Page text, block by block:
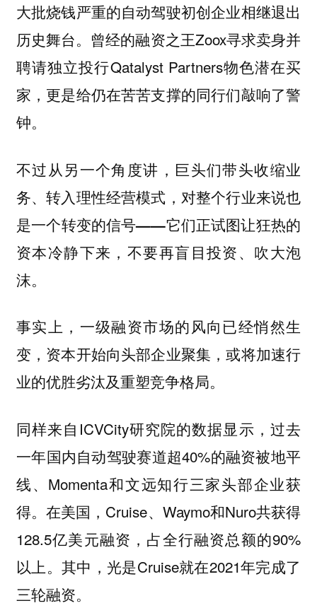
大批烧钱严重的自动驾驶初创企业相继退出
历史舞台。曾经的融资之王Zoox寻求卖身并
聘请独立投行Qatalyst Partners物色潜在买
家，更是给仍在苦苦支撑的同行们敲响了警
钟。
不过从另一个角度讲，巨头们带头收缩业
务、转入理性经营模式，对整个行业来说也
是一个转变的信号——它们正试图让狂热的
资本冷静下来，不要再盲目投资、吹大泡
沫。
事实上，一级融资市场的风向已经悄然生
变，资本开始向头部企业聚集，或将加速行
业的优胜劣汰及重塑竞争格局。
同样来自ICVCity研究院的数据显示，过去
一年国内自动驾驶赛道超40%的融资被地平
线、Momenta和文远知行三家头部企业获
得。在美国，Cruise、Waymo和Nuro共获得
128.5亿美元融资，占全行融资总额的90%
以上。其中，光是Cruise就在2021年完成了
三轮融资。